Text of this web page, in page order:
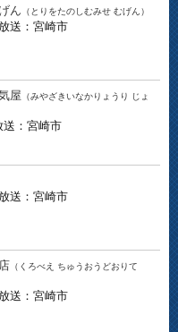
ん （とりをたのしむみせ むげん）
送：宮崎市
屋 （みやざきいなかりょうり じょ
送：宮崎市
送：宮崎市
（くろべえ ちゅうおうどおりて
送：宮崎市